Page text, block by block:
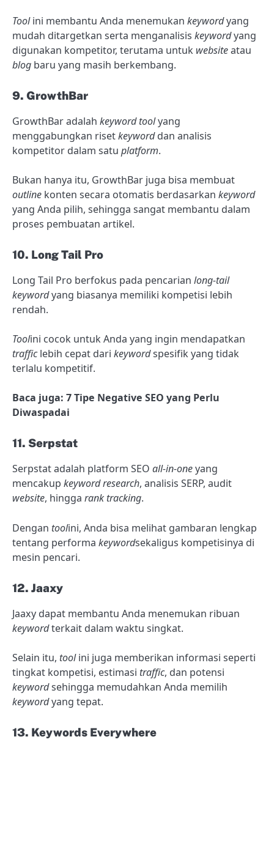
Toolini membantu Anda menemukan keywordyang
mudah ditargetkan serta menganalisis keywordyang
digunakan kompetitor, terutama untuk websiteatau
blog baru yang masih berkembang.
9. GrowthBar
GrowthBar adalah keyword toolyang
menggabungkan risetkeyworddan analisis
kompetitor dalam satu platform.
Bukan hanya itu, GrowthBar juga bisa membuat
outline konten secara otomatis berdasarkan keyword
yang Anda pilih, sehingga sangat membantu dalam
proses pembuatan artikel.
10. Long Tail Pro
Long Tail Pro berfokus pada pencarian long-tail
keywordyang biasanya memiliki kompetisi lebih
rendah.
Toolini cocok untuk Anda yang ingin mendapatkan
trafficlebih cepat dari keywordspesifik yang tidak
terlalu kompetitif.
Baca juga: 7 Tipe Negative SEO yang Perlu
Diwaspadai
11. Serpstat
Serpstat adalah platform SEO all-in-oneyang
mencakup keyword research, analisis SERP, audit
website, hingga rank tracking.
Dengan toolini, Anda bisa melihat gambaran lengkap
tentang performa keywordsekaligus kompetisinya di
mesin pencari.
12. Jaaxy
Jaaxy dapat membantu Anda menemukan ribuan
keywordterkait dalam waktu singkat.
Selain itu, toolini juga memberikan informasi seperti
tingkat kompetisi, estimasi traffic, dan potensi
keywordsehingga memudahkan Anda memilih
keywordyang tepat.
13. Keywords Everywhere